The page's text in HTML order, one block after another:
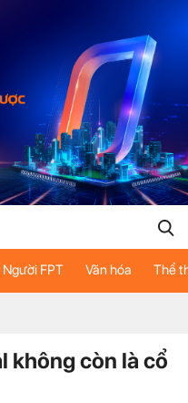
Người FPT Văn hóa Thể
không còn là cổ